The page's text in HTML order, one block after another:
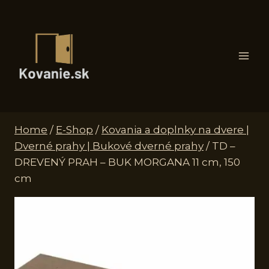
Home / E-Shop / Kovania a doplnky na dvere |
Dverné prahy | Bukové dverné prahy / TD –
DREVENÝ PRAH – BUK MORGANA 11 cm, 150
cm